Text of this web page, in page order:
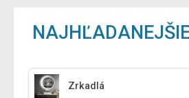
Zrkadlá